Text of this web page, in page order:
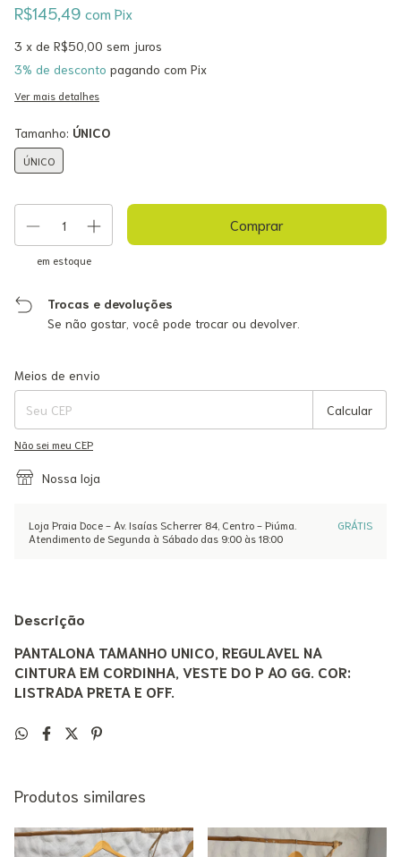
R$145,49 com Pix
3 x de R$50,00 sem juros
3% de desconto pagando com Pix
Ver mais detalhes
Tamanho: ÚNICO
ÚNICO
em estoque
Trocas e devoluções
Se não gostar, você pode trocar ou devolver.
Entregas para o CEP:
Meios de envio
Calcular
Não sei meu CEP
Nossa loja
Loja Praia Doce - Av. Isaías Scherrer 84, Centro - Piúma.
Atendimento de Segunda à Sábado das 9:00 às 18:00
GRÁTIS
Descrição
PANTALONA TAMANHO UNICO, REGULAVEL NA
CINTURA EM CORDINHA, VESTE DO P AO GG. COR:
LISTRADA PRETA E OFF.
Produtos similares